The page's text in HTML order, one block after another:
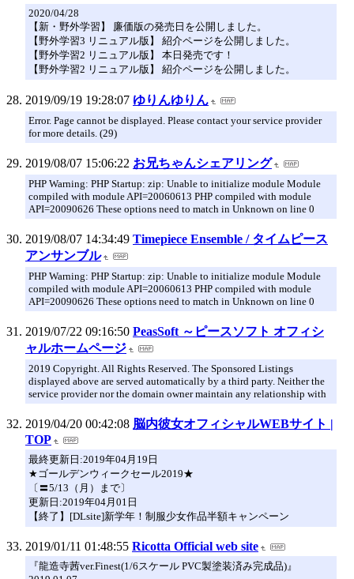
2020/04/28
【新・野外学習】 廉価版の発売日を公開しました。
【野外学習3 リニュアル版】 紹介ページを公開しました。
【野外学習2 リニュアル版】 本日発売です！
【野外学習2 リニュアル版】 紹介ページを公開しました。
2019/09/19 19:28:07 ゆりんゆりん
Error. Page cannot be displayed. Please contact your service provider
for more details. (29)
2019/08/07 15:06:22 お兄ちゃんシェアリング
PHP Warning: PHP Startup: zip: Unable to initialize module Module
compiled with module API=20060613 PHP compiled with module
API=20090626 These options need to match in Unknown on line 0
2019/08/07 14:34:49 Timepiece Ensemble / タイムピース
アンサンブル
PHP Warning: PHP Startup: zip: Unable to initialize module Module
compiled with module API=20060613 PHP compiled with module
API=20090626 These options need to match in Unknown on line 0
2019/07/22 09:16:50 PeasSoft ～ピースソフト オフィシ
ャルホームページ
2019 Copyright. All Rights Reserved. The Sponsored Listings
displayed above are served automatically by a third party. Neither the
service provider nor the domain owner maintain any relationship with
2019/04/20 00:42:08 脳内彼女オフィシャルWEBサイト |
TOP
最終更新日:2019年04月19日
★ゴールデンウィークセール2019★
〔〓5/13（月）まで〕
更新日:2019年04月01日
【終了】[DLsite]新学年！制服少女作品半額キャンペーン
2019/01/11 01:48:55 Ricotta Official web site
『龍造寺茜ver.Finest(1/6スケール PVC製塗装済み完成品)』